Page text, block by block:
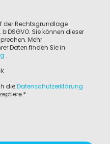
der Rechtsgrundlage
b DSGVO. Sie können dieser
Mehr
Daten finden Sie in
.
dieDatenschutzerklärung